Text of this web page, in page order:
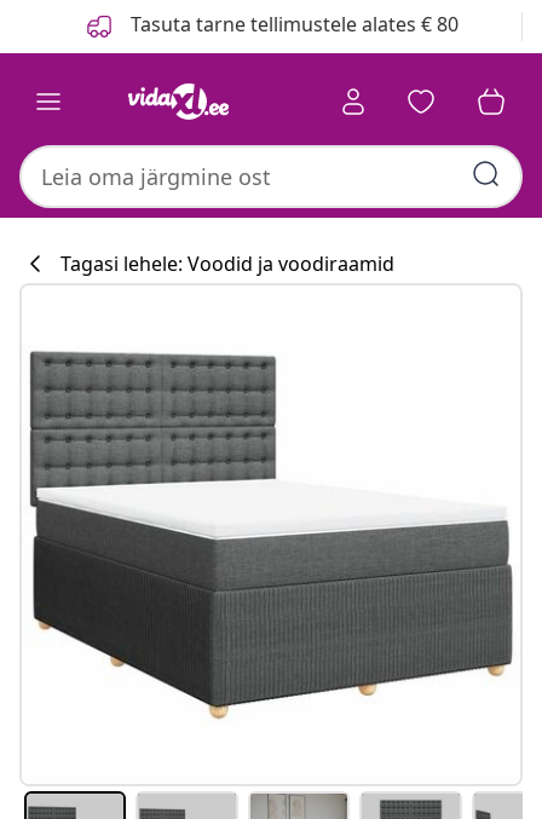
Tasuta tarne tellimustele alates € 80
#sharemevidaxl
Tagasi lehele: Voodid ja voodiraamid